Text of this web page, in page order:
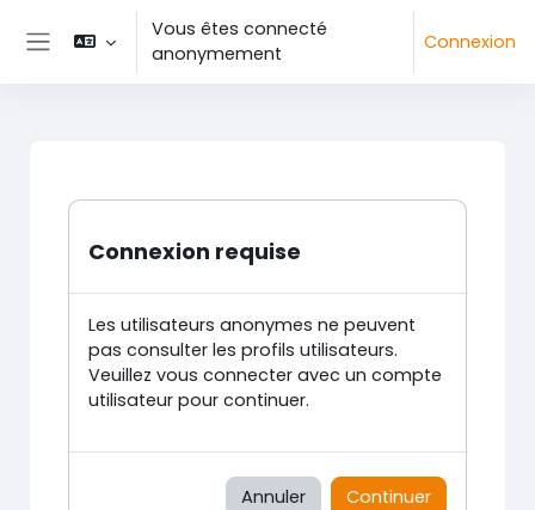
Passer au contenu principal
Panneau latéral
Vous êtes connecté
anonymement
Connexion
Connexion requise
Les utilisateurs anonymes ne peuvent
pas consulter les profils utilisateurs.
Veuillez vous connecter avec un compte
utilisateur pour continuer.
Annuler Continuer